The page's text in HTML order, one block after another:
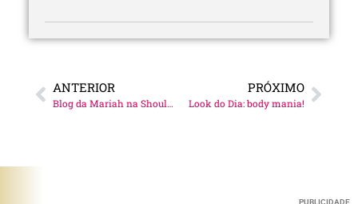
ANTERIOR
Blog da Mariah na Shoulder!
PRÓXIMO
Look do Dia: body mania!
PUBLICIDADE